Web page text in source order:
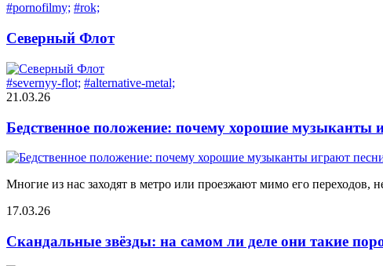
#pornofilmy; #rok;
Северный Флот
#severnyy-flot; #alternative-metal;
21.03.26
Бедственное положение: почему хорошие музыканты
Многие из нас заходят в метро или проезжают мимо его переходов,
17.03.26
Скандальные звёзды: на самом ли деле они такие